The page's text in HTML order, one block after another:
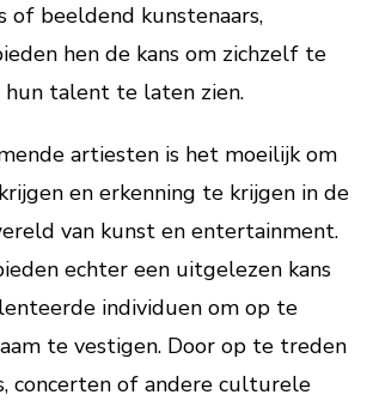
of beeldend kunstenaars,
hen de kans om zichzelf te
hun talent te laten zien.
artiesten is het moeilijk om
en erkenning te krijgen in de
van kunst en entertainment.
echter een uitgelezen kans
individuen om op te
te vestigen. Door op te treden
concerten of andere culturele